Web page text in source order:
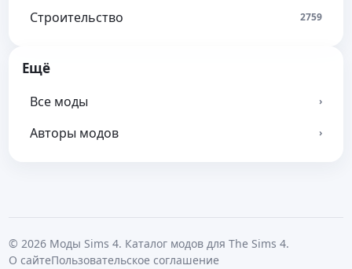
Строительство 2759
Ещё
Все моды ›
Авторы модов ›
© 2026 Моды Sims 4. Каталог модов для The Sims 4.
О сайтеПользовательское соглашение